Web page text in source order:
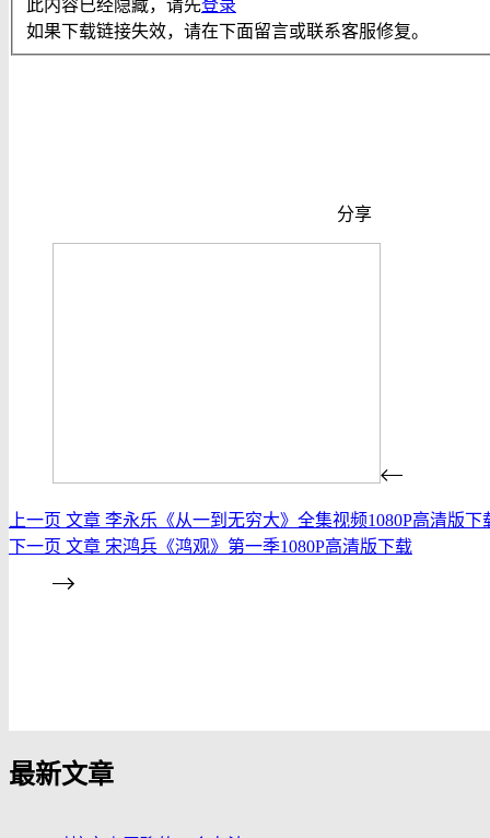
此内容已经隐藏，请先登录
如果下载链接失效，请在下面留言或联系客服修复。
分享
上一页 文章 李永乐《从一到无穷大》全集视频1080P高清版下
下一页 文章 宋鸿兵《鸿观》第一季1080P高清版下载
最新文章